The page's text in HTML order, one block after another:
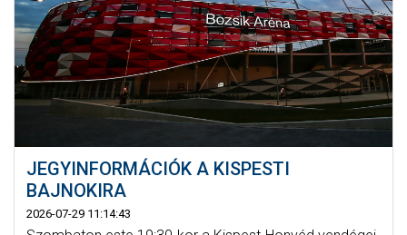
JEGYINFORMÁCIÓK A KISPESTI
BAJNOKIRA
2026-07-29 11:14:43